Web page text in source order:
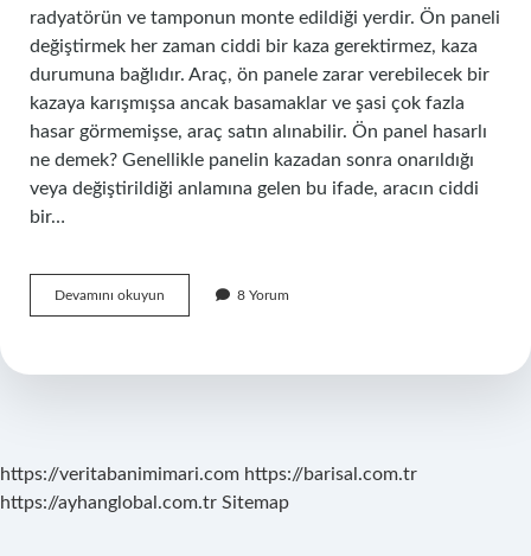
radyatörün ve tamponun monte edildiği yerdir. Ön paneli
değiştirmek her zaman ciddi bir kaza gerektirmez, kaza
durumuna bağlıdır. Araç, ön panele zarar verebilecek bir
kazaya karışmışsa ancak basamaklar ve şasi çok fazla
hasar görmemişse, araç satın alınabilir. Ön panel hasarlı
ne demek? Genellikle panelin kazadan sonra onarıldığı
veya değiştirildiği anlamına gelen bu ifade, aracın ciddi
bir…
Devamını okuyun
Panel
8 Yorum
https://veritabanimimari.com https://barisal.com.tr
https://ayhanglobal.com.tr Sitemap